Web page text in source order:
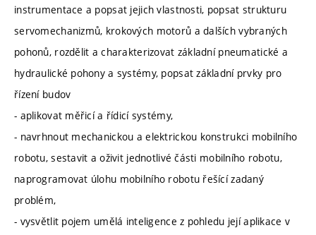
instrumentace a popsat jejich vlastnosti, popsat strukturu
servomechanizmů, krokových motorů a dalších vybraných
pohonů, rozdělit a charakterizovat základní pneumatické a
hydraulické pohony a systémy, popsat základní prvky pro
řízení budov
- aplikovat měřicí a řídicí systémy,
- navrhnout mechanickou a elektrickou konstrukci mobilního
robotu, sestavit a oživit jednotlivé části mobilního robotu,
naprogramovat úlohu mobilního robotu řešící zadaný
problém,
- vysvětlit pojem umělá inteligence z pohledu její aplikace v